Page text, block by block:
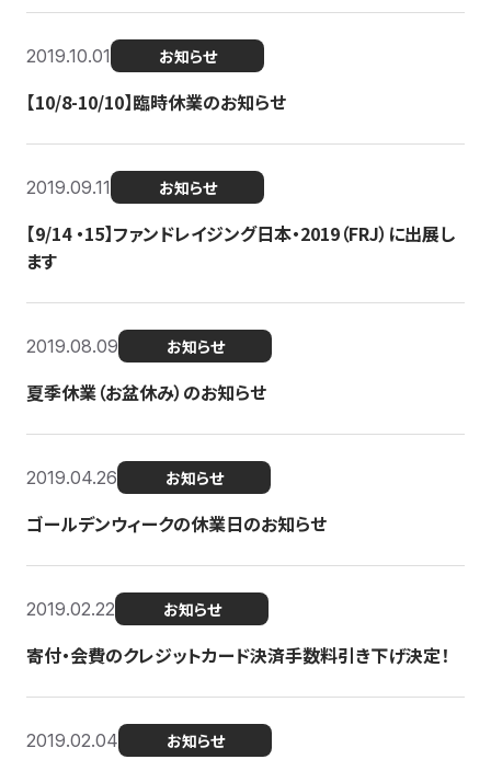
2019.10.01 お知らせ
【10/8-10/10】臨時休業のお知らせ
2019.09.11 お知らせ
【9/14 ・15】ファンドレイジング日本・2019（FRJ）に出展し
ます
2019.08.09 お知らせ
夏季休業（お盆休み）のお知らせ
2019.04.26 お知らせ
ゴールデンウィークの休業日のお知らせ
2019.02.22 お知らせ
寄付・会費のクレジットカード決済手数料引き下げ決定！
2019.02.04 お知らせ